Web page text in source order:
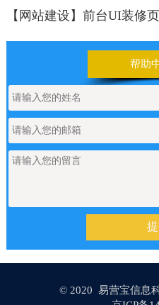
【网站建设】前台UI装修
业版编辑器里如何添加表格
【网站建设】表单管理
如何申请通义千问API的Key
帮助
© 2020 易营宝信息